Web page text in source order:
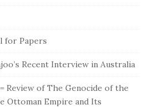
for Papers
Recent Interview in Australia
Review of The Genocide of the
Ottoman Empire and Its